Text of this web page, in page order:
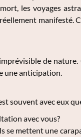
les voyages
manifesté.
de
une anticipation.
souvent avec eux
avec vous?
mettent une